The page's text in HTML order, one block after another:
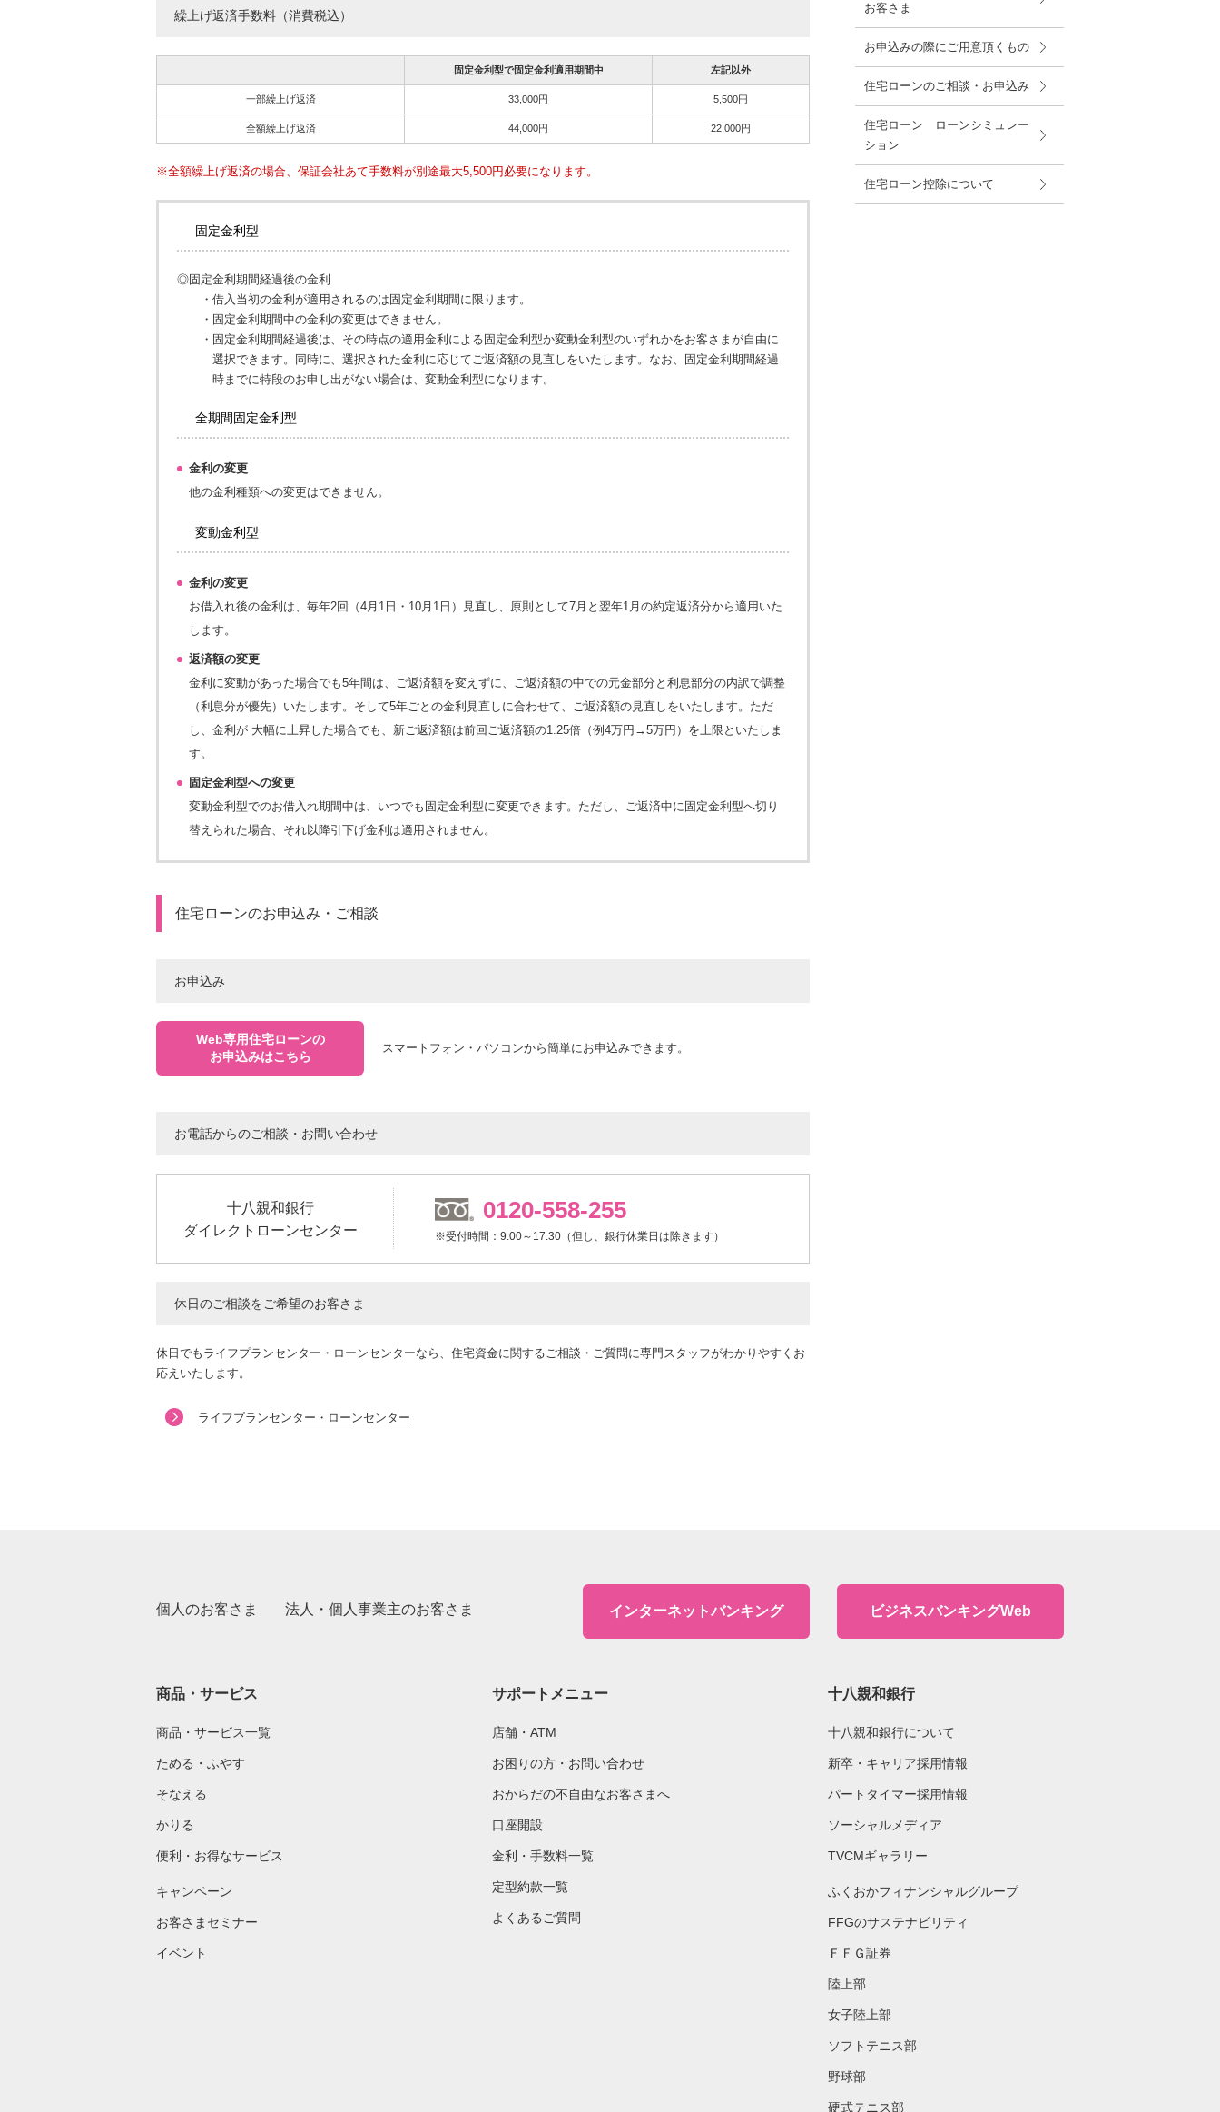
繰上げ返済手数料（消費税込）
固定金利型で固定金利適用期間中 左記以外
一部繰上げ返済 33,000円 5,500円
全額繰上げ返済 44,000円 22,000円
※全額繰上げ返済の場合、保証会社あて手数料が別途最大5,500円必要になります。
固定金利型
◎固定金利期間経過後の金利
・ 借入当初の金利が適用されるのは固定金利期間に限ります。
・ 固定金利期間中の金利の変更はできません。
・ 固定金利期間経過後は、その時点の適用金利による固定金利型か変動金利型のいずれかをお客さまが自由に
選択できます。同時に、選択された金利に応じてご返済額の見直しをいたします。なお、固定金利期間経過
時までに特段のお申し出がない場合は、変動金利型になります。
全期間固定金利型
金利の変更
他の金利種類への変更はできません。
変動金利型
金利の変更
お借入れ後の金利は、毎年2回（4月1日・10月1日）見直し、原則として7月と翌年1月の約定返済分から適用いた
します。
返済額の変更
金利に変動があった場合でも5年間は、ご返済額を変えずに、ご返済額の中での元金部分と利息部分の内訳で調整
（利息分が優先）いたします。そして5年ごとの金利見直しに合わせて、ご返済額の見直しをいたします。ただ
し、金利が 大幅に上昇した場合でも、新ご返済額は前回ご返済額の1.25倍（例4万円→5万円）を上限といたしま
す。
固定金利型への変更
変動金利型でのお借入れ期間中は、いつでも固定金利型に変更できます。ただし、ご返済中に固定金利型へ切り
替えられた場合、それ以降引下げ金利は適用されません。
住宅ローンのお申込み・ご相談
お申込み
Web専用住宅ローンの
お申込みはこちら
スマートフォン・パソコンから簡単にお申込みできます。
お電話からのご相談・お問い合わせ
十八親和銀行
ダイレクトローンセンター
0120-558-255
※受付時間：9:00～17:30（但し、銀行休業日は除きます）
休日のご相談をご希望のお客さま
休日でもライフプランセンター・ローンセンターなら、住宅資金に関するご相談・ご質問に専門スタッフがわかりやすくお
応えいたします。
ライフプランセンター・ローンセンター
お客さま
お申込みの際にご用意頂くもの
住宅ローンのご相談・お申込み
住宅ローン ローンシミュレー
ション
住宅ローン控除について
個人のお客さま 法人・個人事業主のお客さま インターネットバンキング ビジネスバンキングWeb
商品・サービス
商品・サービス一覧
ためる・ふやす
そなえる
かりる
便利・お得なサービス
キャンペーン
お客さまセミナー
イベント
サポートメニュー
店舗・ATM
お困りの方・お問い合わせ
おからだの不自由なお客さまへ
口座開設
金利・手数料一覧
定型約款一覧
よくあるご質問
十八親和銀行
十八親和銀行について
新卒・キャリア採用情報
パートタイマー採用情報
ソーシャルメディア
TVCMギャラリー
ふくおかフィナンシャルグループ
FFGのサステナビリティ
ＦＦＧ証券
陸上部
女子陸上部
ソフトテニス部
野球部
硬式テニス部